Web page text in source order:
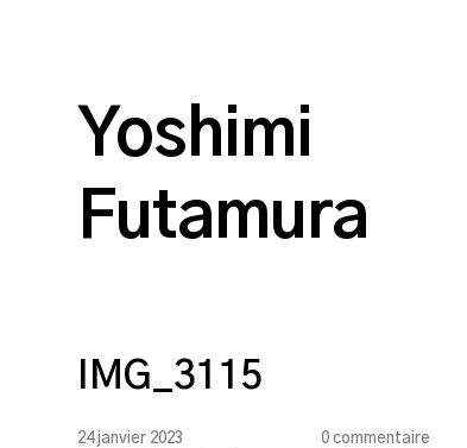
Yoshimi
Futamura
IMG_3115
24 janvier 2023 0 commentaire